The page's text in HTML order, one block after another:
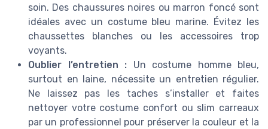
soin. Des chaussures noires ou marron foncé sont
idéales avec un costume bleu marine. Évitez les
chaussettes blanches ou les accessoires trop
voyants.
Oublier l’entretien : Un costume homme bleu,
surtout en laine, nécessite un entretien régulier.
Ne laissez pas les taches s’installer et faites
nettoyer votre costume confort ou slim carreaux
par un professionnel pour préserver la couleur et la